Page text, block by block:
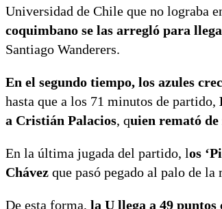
Universidad de Chile que no lograba
coquimbano se las arregló para
Santiago Wanderers.
En el segundo tiempo, los azules
hasta que a los 71 minutos de partido,
a Cristián Palacios, quien remató
En la última jugada del partido, los
Chávez que pasó pegado al palo de
De esta forma, la U llega a 49